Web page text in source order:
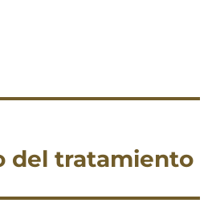
del tratamiento